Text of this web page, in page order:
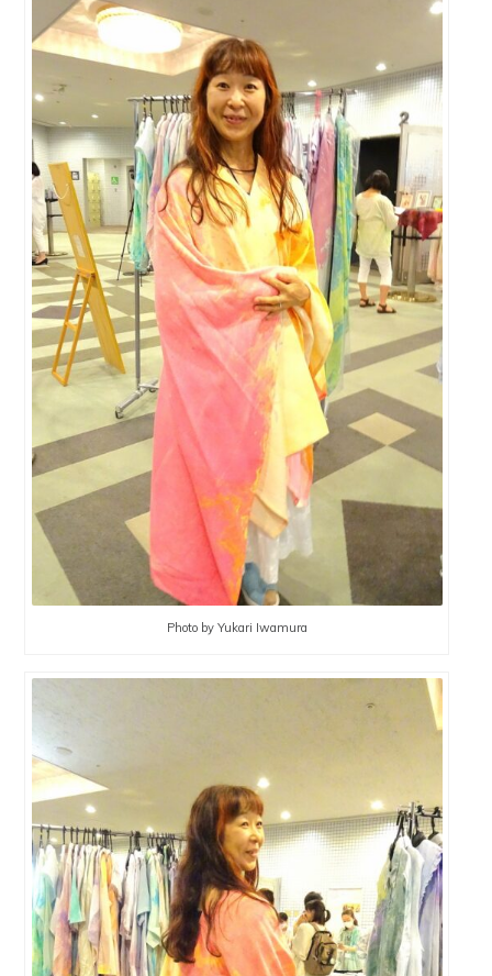
Photo by Yukari Iwamura